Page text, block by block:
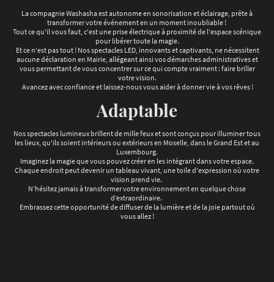
La compagnie Washasha est autonome en sonorisation et éclairage, prête à
transformer votre événement en un moment inoubliable !
Tout ce qu'il vous faut, c'est une prise électrique à proximité de l'espace scénique
pour libérer toute la magie.
Et ce n'est pas tout ! Nos spectacles LED, innovants et captivants, ne nécessitent
aucune déclaration en Mairie, allégeant ainsi vos démarches administratives et
vous permettant de vous concentrer sur ce qui compte vraiment : faire briller
votre vision.
Avancez avec confiance et laissez-nous vous aider à donner vie à vos rêves !
Adaptable
Nos spectacles lumineux brillent de mille feux et sont conçus pour illuminer tous
les lieux, qu'ils soient intérieurs ou extérieurs en Moselle, dans le Grand Est et au
Luxembourg.
Imaginez la magie que vous pouvez créer en les intégrant dans votre espace.
Chaque endroit peut devenir un tableau vivant, une toile d'expression où votre
vision prend vie.
N’hésitez jamais à transformer votre environnement en quelque chose
d’extraordinaire.
Embrassez cette opportunité de diffuser de la lumière et de la joie partout où
vous allez !